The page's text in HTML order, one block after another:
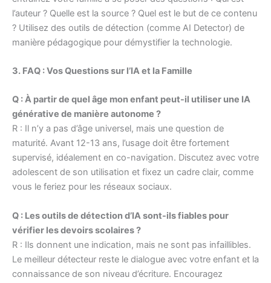
l’auteur ? Quelle est la source ? Quel est le but de ce contenu
? Utilisez des outils de détection (comme AI Detector) de
manière pédagogique pour démystifier la technologie.
3. FAQ : Vos Questions sur l’IA et la Famille
Q : À partir de quel âge mon enfant peut-il utiliser une IA
générative de manière autonome ?
R : Il n’y a pas d’âge universel, mais une question de
maturité. Avant 12-13 ans, l’usage doit être fortement
supervisé, idéalement en co-navigation. Discutez avec votre
adolescent de son utilisation et fixez un cadre clair, comme
vous le feriez pour les réseaux sociaux.
Q : Les outils de détection d’IA sont-ils fiables pour
vérifier les devoirs scolaires ?
R : Ils donnent une indication, mais ne sont pas infaillibles.
Le meilleur détecteur reste le dialogue avec votre enfant et la
connaissance de son niveau d’écriture. Encouragez